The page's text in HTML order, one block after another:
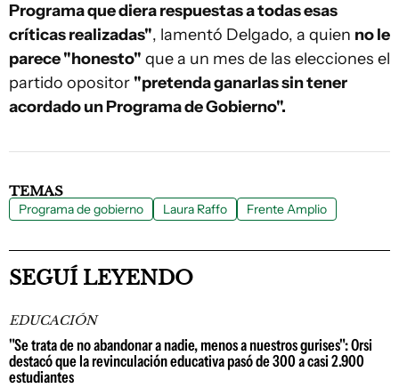
Programa que diera respuestas a todas esas
críticas realizadas", lamentó Delgado, a quien no le
parece "honesto" que a un mes de las elecciones el
partido opositor "pretenda ganarlas sin tener
acordado un Programa de Gobierno".
TEMAS
Programa de gobierno Laura Raffo Frente Amplio
SEGUÍ LEYENDO
EDUCACIÓN
"Se trata de no abandonar a nadie, menos a nuestros gurises": Orsi
destacó que la revinculación educativa pasó de 300 a casi 2.900
estudiantes